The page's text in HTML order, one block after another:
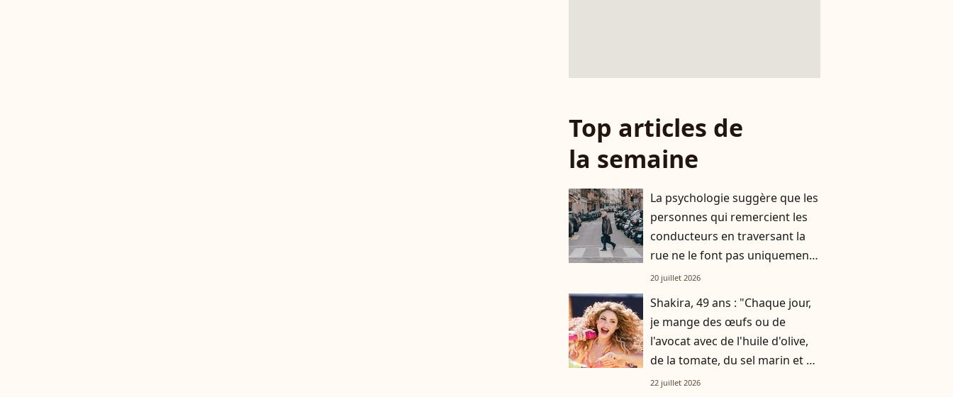
Top articles de
la semaine
La psychologie suggère que les
personnes qui remercient les
conducteurs en traversant la
rue ne le font pas uniquement
par gratitude
20 juillet 2026
Shakira, 49 ans : "Chaque jour,
je mange des œufs ou de
l'avocat avec de l'huile d'olive,
de la tomate, du sel marin et un
smoothie"
22 juillet 2026